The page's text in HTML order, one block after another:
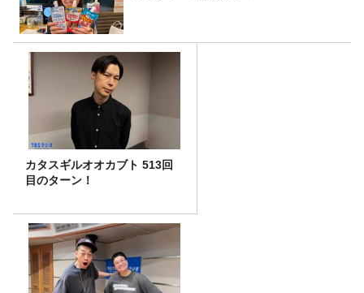
カタスギルオオカブト 513回
目のターン！